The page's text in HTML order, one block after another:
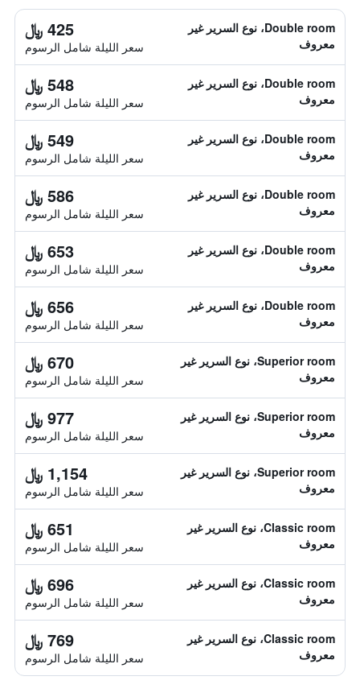
Double room، نوع السرير غير
معروف
425 ﷼
سعر الليلة شامل الرسوم
Double room، نوع السرير غير
معروف
548 ﷼
سعر الليلة شامل الرسوم
Double room، نوع السرير غير
معروف
549 ﷼
سعر الليلة شامل الرسوم
Double room، نوع السرير غير
معروف
586 ﷼
سعر الليلة شامل الرسوم
Double room، نوع السرير غير
معروف
653 ﷼
سعر الليلة شامل الرسوم
Double room، نوع السرير غير
معروف
656 ﷼
سعر الليلة شامل الرسوم
Superior room، نوع السرير غير
معروف
670 ﷼
سعر الليلة شامل الرسوم
Superior room، نوع السرير غير
معروف
977 ﷼
سعر الليلة شامل الرسوم
Superior room، نوع السرير غير
معروف
1,154 ﷼
سعر الليلة شامل الرسوم
Classic room، نوع السرير غير
معروف
651 ﷼
سعر الليلة شامل الرسوم
Classic room، نوع السرير غير
معروف
696 ﷼
سعر الليلة شامل الرسوم
Classic room، نوع السرير غير
معروف
769 ﷼
سعر الليلة شامل الرسوم